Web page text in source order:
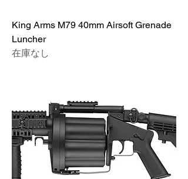
King Arms M79 40mm Airsoft Grenade
Luncher
在庫なし